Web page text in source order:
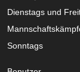
Dienstags und
Sonntags